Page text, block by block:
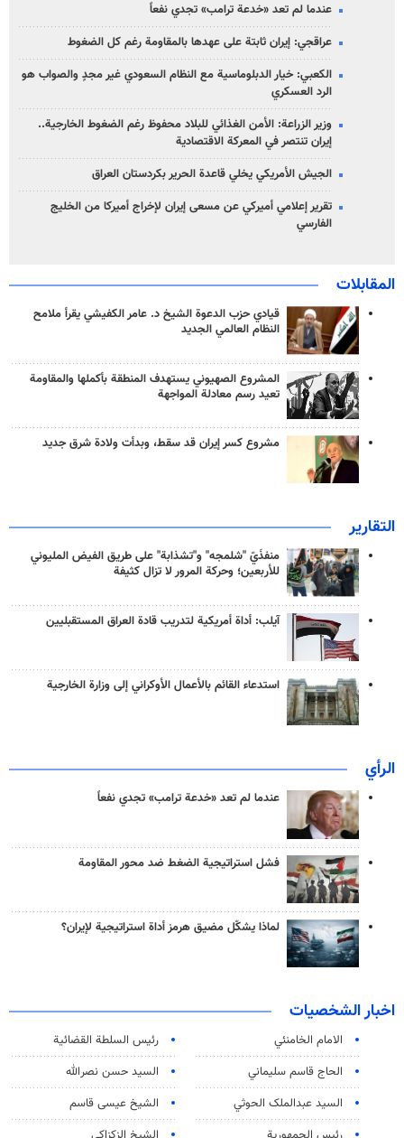
عندما لم تعد «خدعة ترامب» تجدي نفعاً
عراقجي: إيران ثابتة على عهدها بالمقاومة رغم كل الضغوط
الكعبي: خيار الدبلوماسية مع النظام السعودي غير مجدٍ والصواب هو
الرد العسكري
وزير الزراعة: الأمن الغذائي للبلاد محفوظ رغم الضغوط الخارجية..
إيران تنتصر في المعركة الاقتصادية
الجيش الأمريكي يخلي قاعدة الحرير بكردستان العراق
تقرير إعلامي أميركي عن مسعى إيران لإخراج أميركا من الخليج
الفارسي
المقابلات
قيادي حزب الدعوة الشيخ د. عامر الكفيشي يقرأ ملامح
النظام العالمي الجديد
المشروع الصهيوني يستهدف المنطقة بأكملها والمقاومة
تعيد رسم معادلة المواجهة
مشروع كسر إيران قد سقط، وبدأت ولادة شرق جديد
التقارير
منفذَيّ "شلمجه" و"تشذابة" على طريق الفيض المليوني
للأربعين؛ وحركة المرور لا تزال كثيفة
آيلب: أداة أمريكية لتدريب قادة العراق المستقبليين
استدعاء القائم بالأعمال الأوكراني إلى وزارة الخارجية
الرأي
عندما لم تعد «خدعة ترامب» تجدي نفعاً
فشل استراتيجية الضغط ضد محور المقاومة
لماذا يشكّل مضيق هرمز أداة استراتيجية لإيران؟
اخبار الشخصيات
الامام الخامنئي
رئیس السلطة القضائیة
الحاج قاسم سليماني
السيد حسن نصرالله
السید عبدالملک الحوثي
الشيخ عيسى قاسم